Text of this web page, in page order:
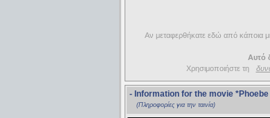
Αν μεταφερθήκατε εδώ από κάποια
Αυτό
Χρησιμοποιήστε τη
- Information for the movie
(Πληροφορίες για την ταινία)